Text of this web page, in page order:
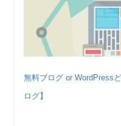
無料ブログ or WordPress
ログ】